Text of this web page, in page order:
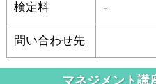
検定料 -
問い合わせ先
マネジメント講